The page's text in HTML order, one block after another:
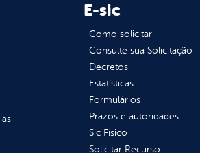
E-sic
Como solicitar
Consulte sua Solicitação
Decretos
Estatísticas
Formulários
Prazos e autoridades
Sic Físico
Solicitar Recurso